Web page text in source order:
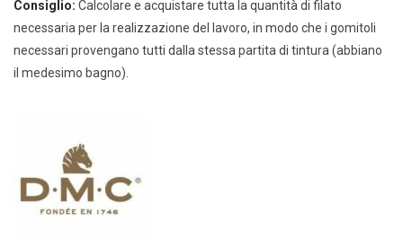
Consiglio: Calcolare e acquistare tutta la quantità di filato
necessaria per la realizzazione del lavoro, in modo che i gomitoli
necessari provengano tutti dalla stessa partita di tintura (abbiano
il medesimo bagno).